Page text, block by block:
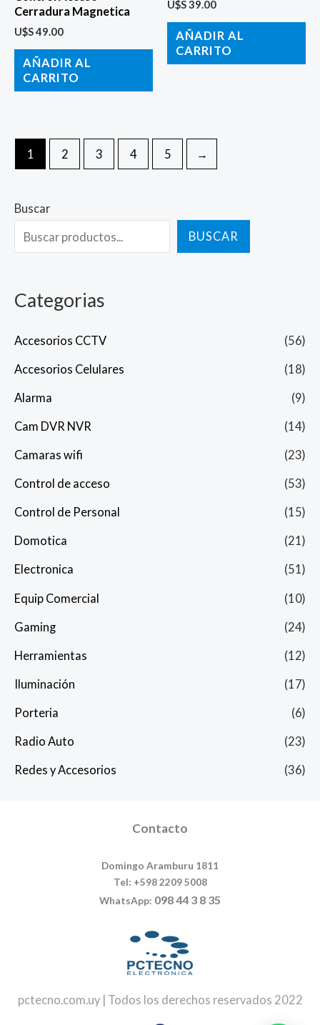
Buscar
BUSCAR
Categorias
Accesorios CCTV (56)
Accesorios Celulares (18)
Alarma (9)
Cam DVR NVR (14)
Camaras wifi (23)
Control de acceso (53)
Control de Personal (15)
Domotica (21)
Electronica (51)
Equip Comercial (10)
Gaming (24)
Herramientas (12)
Iluminación (17)
Porteria (6)
Radio Auto (23)
Redes y Accesorios (36)
Cerradura Magnetica
U$S49.00
AÑADIR AL
CARRITO
U$S39.00
AÑADIR AL
CARRITO
1 2 3 4 5 →
Contacto
Domingo Aramburu 1811
Tel: +598 2209 5008
WhatsApp: 098 44 3 8 35
pctecno.com.uy | Todos los derechos reservados 2022